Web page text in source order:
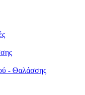
- Θαλάσσης